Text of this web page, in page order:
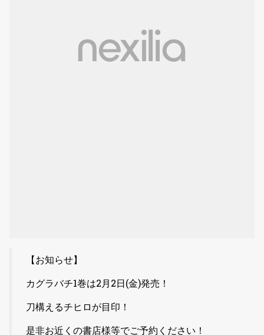
【お知らせ】
カグラバチ1巻は2月2日(金)発売！
刀構えるチヒロが目印！
是非お近くの書店様等でご予約ください！